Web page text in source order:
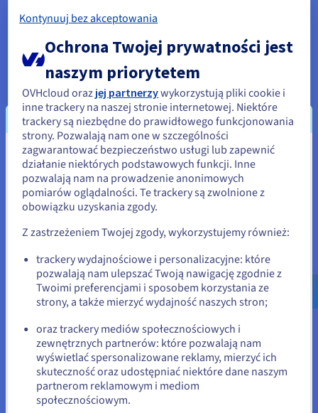
Alex Punter, Computational Drug
Design i ML Scientist w Kuano
Wydaje się, że znajdujesz się w
Stany Zjednoczone
Jeśli chcesz złożyć zamówienie w Stany Zjednoczone, wyszukaj
Go to Stany Zjednoczone website
us.ovhcloud.com/
Angielski USD - $
lub
Pozostań na bieżącej stronie
Wybierz inną stronę
Kontynuuj bez akceptowania
Ochrona Twojej prywatności jest
naszym priorytetem
OVHcloud oraz jej partnerzywykorzystują pliki cookie i
inne trackery na naszej stronie internetowej. Niektóre
trackery są niezbędne do prawidłowego funkcjonowania
strony. Pozwalają nam one w szczególności
zagwarantować bezpieczeństwo usługi lub zapewnić
działanie niektórych podstawowych funkcji. Inne
pozwalają nam na prowadzenie anonimowych
pomiarów oglądalności. Te trackery są zwolnione z
obowiązku uzyskania zgody.
Z zastrzeżeniem Twojej zgody, wykorzystujemy również:
trackery wydajnościowe i personalizacyjne: które
pozwalają nam ulepszać Twoją nawigację zgodnie z
Twoimi preferencjami i sposobem korzystania ze
strony, a także mierzyć wydajność naszych stron;
oraz trackery mediów społecznościowych i
zewnętrznych partnerów: które pozwalają nam
wyświetlać spersonalizowane reklamy, mierzyć ich
skuteczność oraz udostępniać niektóre dane naszym
partnerom reklamowym i mediom
społecznościowym.